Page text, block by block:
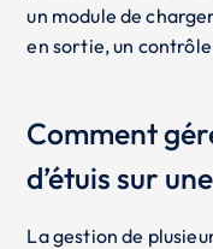
un module de
en sortie, un
Comment
d’étuis sur
La gestion de